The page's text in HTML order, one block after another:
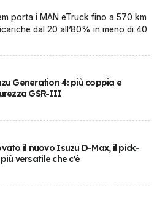
porta i MAN eTruck fino a 570 km
dal 20 all’80% in meno di 40
Generation 4: più coppia e
GSR-III
il nuovo Isuzu D-Max, il pick-
versatile che c'è